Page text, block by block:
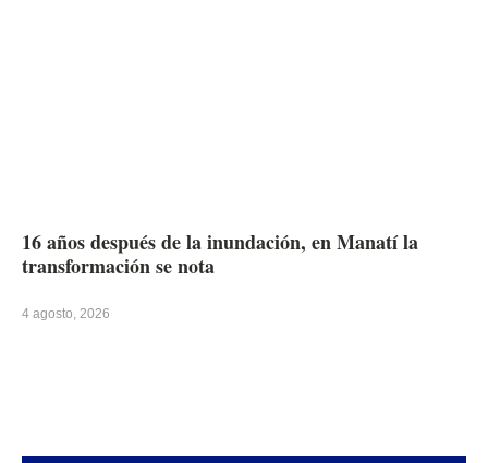
16 años después de la inundación, en Manatí la
transformación se nota
4 agosto, 2026